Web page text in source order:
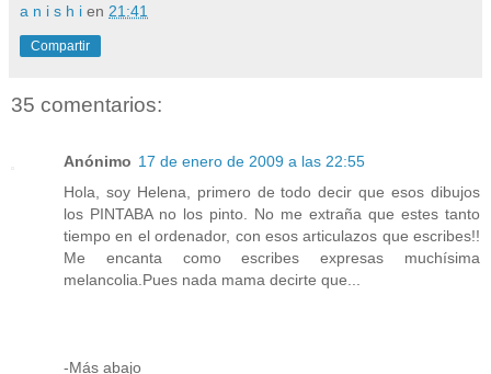
a n i s h i en 21:41
Compartir
35 comentarios:
Anónimo 17 de enero de 2009 a las 22:55
Hola, soy Helena, primero de todo decir que esos dibujos
los PINTABA no los pinto. No me extraña que estes tanto
tiempo en el ordenador, con esos articulazos que escribes!!
Me encanta como escribes expresas muchísima
melancolia.Pues nada mama decirte que...
-Más abajo